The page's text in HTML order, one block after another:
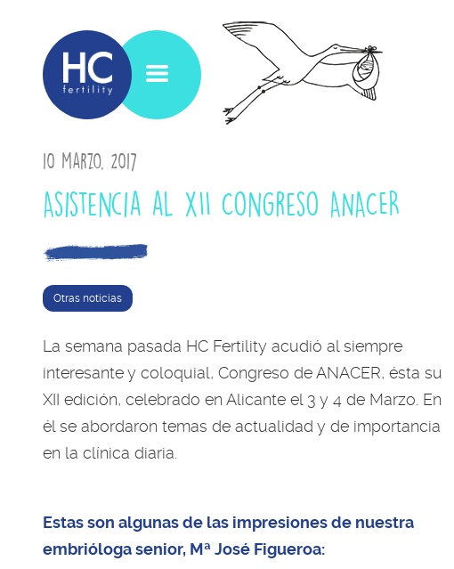
10 marzo, 2017
Asistencia al XII Congreso ANACER
Otras noticias
La semana pasada HC Fertility acudió al siempre
interesante y coloquial, Congreso de ANACER, ésta su
XII edición, celebrado en Alicante el 3 y 4 de Marzo. En
él se abordaron temas de actualidad y de importancia
en la clínica diaria.
Estas son algunas de las impresiones de nuestra
embrióloga senior, Mª José Figueroa: